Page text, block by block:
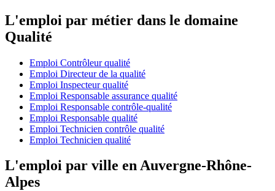
L'emploi par métier dans le domaine
Qualité
Emploi Contrôleur qualité
Emploi Directeur de la qualité
Emploi Inspecteur qualité
Emploi Responsable assurance qualité
Emploi Responsable contrôle-qualité
Emploi Responsable qualité
Emploi Technicien contrôle qualité
Emploi Technicien qualité
L'emploi par ville en Auvergne-Rhône-
Alpes